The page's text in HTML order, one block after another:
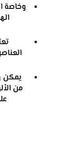
وخاصة
يمكن
من